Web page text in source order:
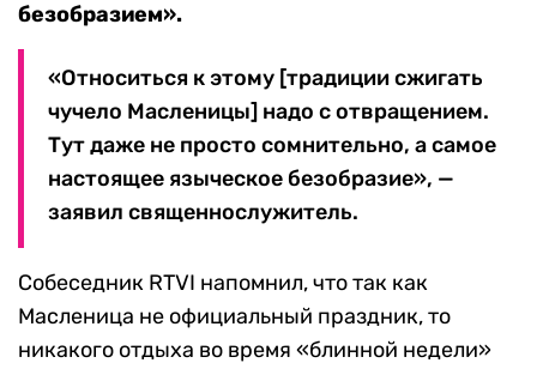
безобразием».
«Относиться к этому [традиции сжигать
чучело Масленицы] надо с отвращением.
Тут даже не просто сомнительно, а самое
настоящее языческое безобразие», —
заявил священнослужитель.
Собеседник RTVI напомнил, что так как
Масленица не официальный праздник, то
никакого отдыха во время «блинной недели»